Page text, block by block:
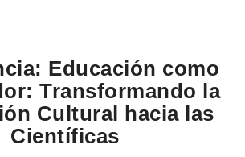
Educación como
Transformando la
Cultural hacia las
Científicas